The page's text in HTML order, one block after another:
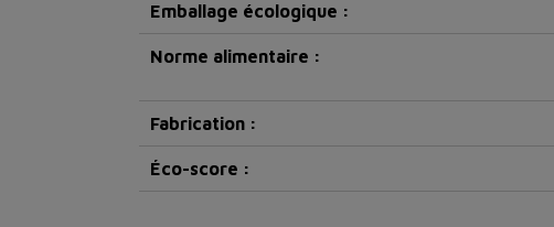
Emballage écologique :
Norme alimentaire :
Fabrication :
Éco-score :